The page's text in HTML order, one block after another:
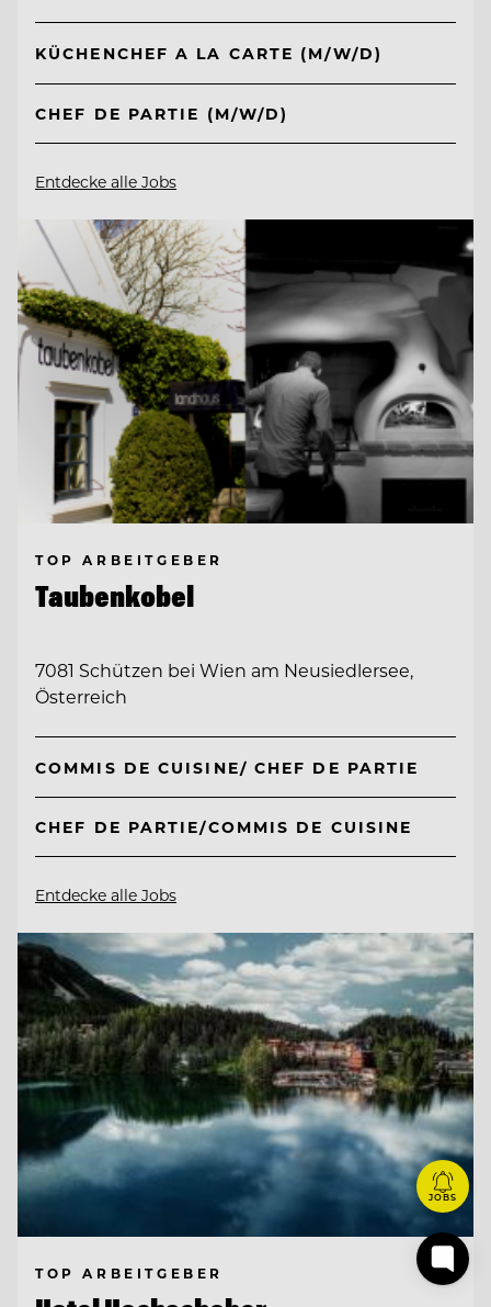
KÜCHENCHEF A LA CARTE (M/W/D)
CHEF DE PARTIE (M/W/D)
Entdecke alle Jobs
TOP ARBEITGEBER
Taubenkobel
7081 Schützen bei Wien am Neusiedlersee,
Österreich
COMMIS DE CUISINE/ CHEF DE PARTIE
CHEF DE PARTIE/COMMIS DE CUISINE
Entdecke alle Jobs
TOP ARBEITGEBER
JOBS